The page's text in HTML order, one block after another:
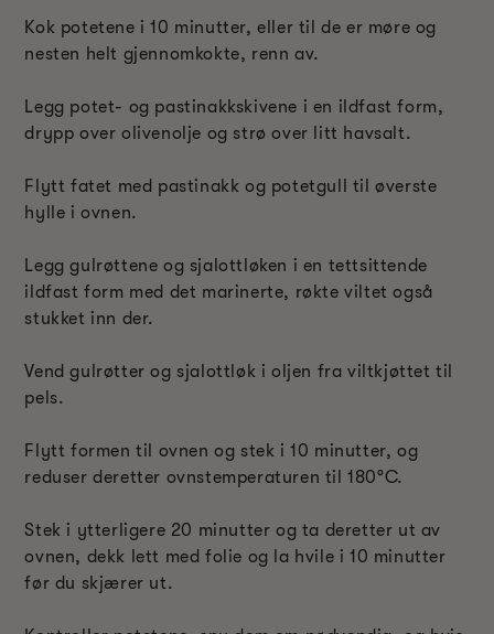
Kok potetene i 10 minutter, eller til de er møre og
nesten helt gjennomkokte, renn av.
Legg potet- og pastinakkskivene i en ildfast form,
drypp over olivenolje og strø over litt havsalt.
Flytt fatet med pastinakk og potetgull til øverste
hylle i ovnen.
Legg gulrøttene og sjalottløken i en tettsittende
ildfast form med det marinerte, røkte viltet også
stukket inn der.
Vend gulrøtter og sjalottløk i oljen fra viltkjøttet til
pels.
Flytt formen til ovnen og stek i 10 minutter, og
reduser deretter ovnstemperaturen til 180°C.
Stek i ytterligere 20 minutter og ta deretter ut av
ovnen, dekk lett med folie og la hvile i 10 minutter
før du skjærer ut.